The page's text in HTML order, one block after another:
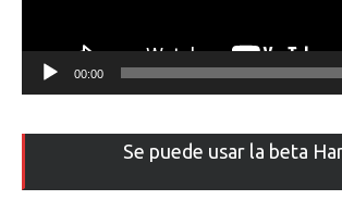
00:00
Se puede usar la beta